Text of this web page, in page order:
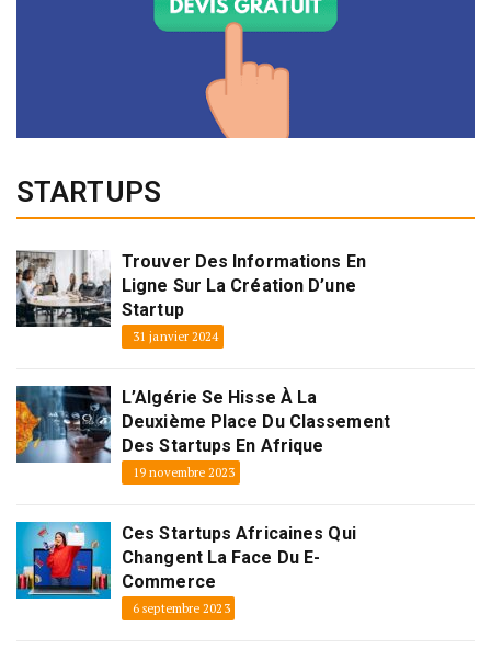
STARTUPS
Trouver Des Informations En
Ligne Sur La Création D’une
Startup
31 janvier 2024
L’Algérie Se Hisse À La
Deuxième Place Du Classement
Des Startups En Afrique
19 novembre 2023
Ces Startups Africaines Qui
Changent La Face Du E-
Commerce
6 septembre 2023